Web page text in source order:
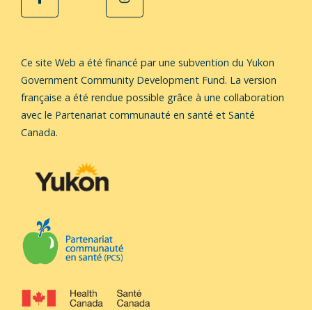
Ce site Web a été financé par une subvention du Yukon
Government Community Development Fund. La version
française a été rendue possible grâce à une collaboration
avec le Partenariat communauté en santé et Santé
Canada.